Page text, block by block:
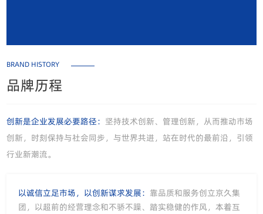
BRAND HISTORY
品牌历程
创新是企业发展必要路径： 坚持技术创新、管理创新，从而推动市场
创新，时刻保持与社会同步，与世界共进，站在时代的最前沿，引领
行业新潮流。
以诚信立足市场，以创新谋求发展： 靠品质和服务创立京久集
团，以超前的经营理念和不骄不躁、踏实稳健的作风，本着互